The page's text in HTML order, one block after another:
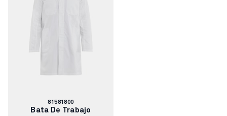
Número
de
artículo:
81581800
Bata De Trabajo